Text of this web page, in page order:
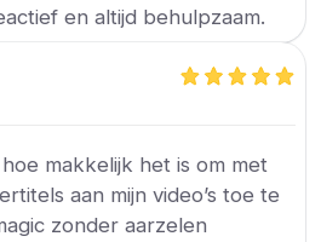
en altijd behulpzaam.
makkelijk het is om met
aan mijn video’s toe te
zonder aarzelen